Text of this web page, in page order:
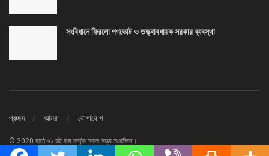
সংবিধানে ফিরলো গণভোট ও তত্ত্বাবধায়ক সরকার ব্যবস্থা
প্রচ্ছদ আমরা যোগাযোগ
© 2020 বার্তা ৭১ ডট কম কর্তৃক সকল সত্ত্ব সংরক্ষিত।